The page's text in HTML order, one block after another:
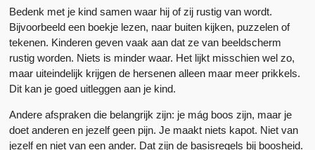
Bedenk met je kind samen waar hij of zij rustig van wordt.
Bijvoorbeeld een boekje lezen, naar buiten kijken, puzzelen of
tekenen. Kinderen geven vaak aan dat ze van beeldscherm
rustig worden. Niets is minder waar. Het lijkt misschien wel zo,
maar uiteindelijk krijgen de hersenen alleen maar meer prikkels.
Dit kan je goed uitleggen aan je kind.
Andere afspraken die belangrijk zijn: je mág boos zijn, maar je
doet anderen en jezelf geen pijn. Je maakt niets kapot. Niet van
jezelf en niet van een ander. Dat zijn de basisregels bij boosheid.